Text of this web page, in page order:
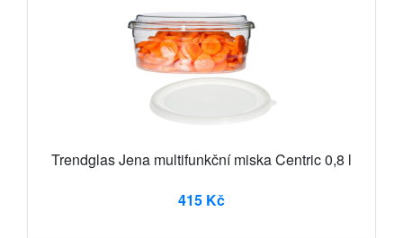
Trendglas Jena multifunkční miska Centric 0,8 l
415 Kč